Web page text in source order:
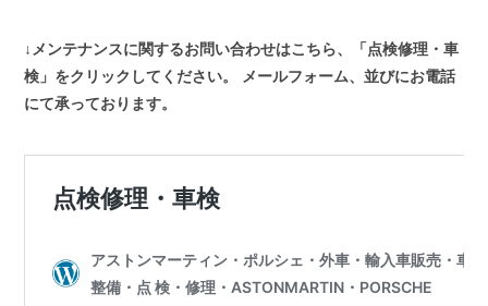
↓メンテナンスに関するお問い合わせはこちら、「点検修理・車
検」をクリックしてください。
メールフォーム、並びにお電話
にて承っております。